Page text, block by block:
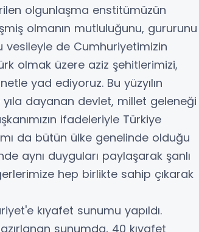
olgunlaşma enstitümüzün
olmanın mutluluğunu, gururunu
vesileyle de Cumhuriyetimizin
olmak üzere aziz şehitlerimizi,
yad ediyoruz. Bu yüzyılın
yıla dayanan devlet, millet geleneği
ifadeleriyle Türkiye
da bütün ülke genelinde olduğu
aynı duyguları paylaşarak şanlı
hep birlikte sahip çıkarak
kıyafet sunumu yapıldı.
sunumda, 40 kıyafet